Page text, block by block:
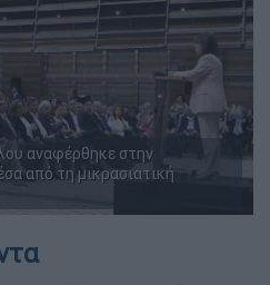
αναφέρθηκε στην
από τη μικρασιατική